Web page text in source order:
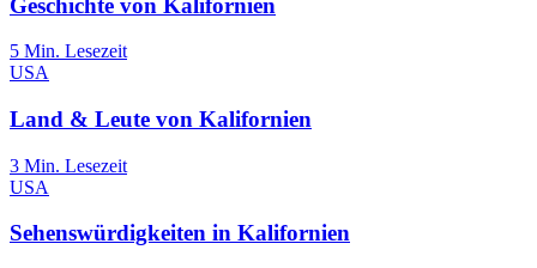
5 Min. Lesezeit
USA
Land & Leute von Kalifornien
3 Min. Lesezeit
USA
Sehenswürdigkeiten in Kalifornien